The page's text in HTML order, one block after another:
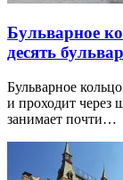
Бульварное
десять
Бульварное
и проходит
занимает почти…